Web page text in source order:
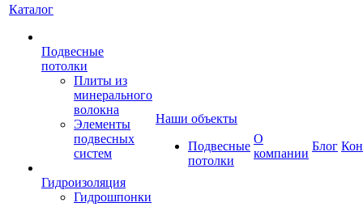
Каталог
Подвесные
потолки
Плиты из
минерального
волокна
Элементы
подвесных
систем
Гидроизоляция
Гидрошпонки
Наши объекты
Подвесные
потолки
О
компании
Блог